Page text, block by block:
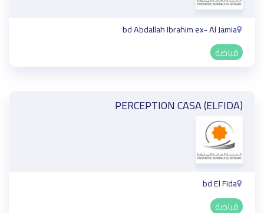
bd Abdallah Ibrahim ex- Al Jamia
قباضة
PERCEPTION CASA (ELFIDA)
bd El Fida
قباضة